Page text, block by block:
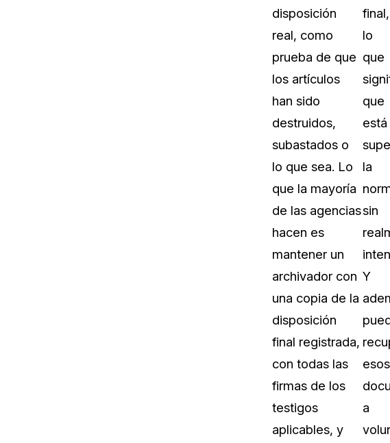
Historias sobre cómo nuestros
utilizan CaseGuard studio a diario
Sobre nosotros
Más información sobre
Trabaja con nosotros
Únase a nuestro equipo y
construir el futuro de la redacción
Contáctanos
Póngase en contacto con
disposición
real, como
prueba de que
los artículos
han sido
destruidos,
subastados o
lo que sea. Lo
que la mayoría
de las agencias
hacen es
mantener un
archivador con
una copia de la
disposición
final registrada,
con todas las
firmas de los
testigos
aplicables, y
final,
lo
que
que
está
la
sin
Y
esos
a